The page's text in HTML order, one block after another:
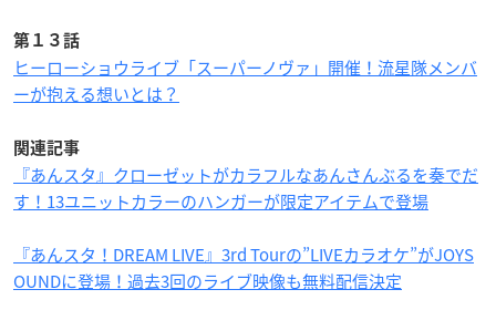
第１３話
ヒーローショウライブ「スーパーノヴァ」開催！流星隊メンバ
ーが抱える想いとは？
関連記事
『あんスタ』クローゼットがカラフルなあんさんぶるを奏でだ
す！13ユニットカラーのハンガーが限定アイテムで登場
『あんスタ！DREAM LIVE』3rd Tourの”LIVEカラオケ”がJOYS
OUNDに登場！過去3回のライブ映像も無料配信決定